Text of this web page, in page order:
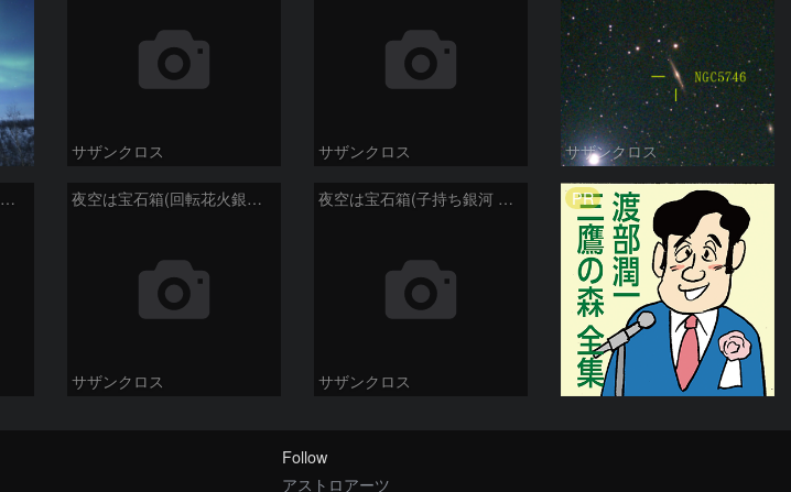
サザンクロス サザンクロス サザンクロス
夜空は宝石箱(らしんばん座 NGC2613) Seestar50 夜空は宝石箱(回転花火銀河 M101) Seestar50
サザンクロス
夜空は宝石箱(子持ち銀河 M51) Seestar50
サザンクロス
PR
Follow
アストロアーツ